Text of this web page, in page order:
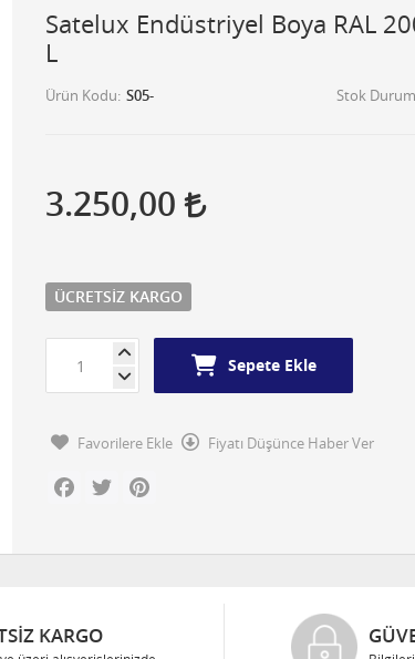
Satelux Endüstriyel Boya RAL
L
Ürün Kodu S05- Stok
3.250,00
ÜCRETSIZ KARGO
Sepete Ekle
Favorilere Ekle
Fiyatı Düşünce Haber Ver
Facebook
Twitter
KARGO